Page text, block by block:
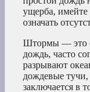
ущерба, имейте
означать
Штормы — это
дождь, часто
разрывают
дождевые тучи,
заключается в